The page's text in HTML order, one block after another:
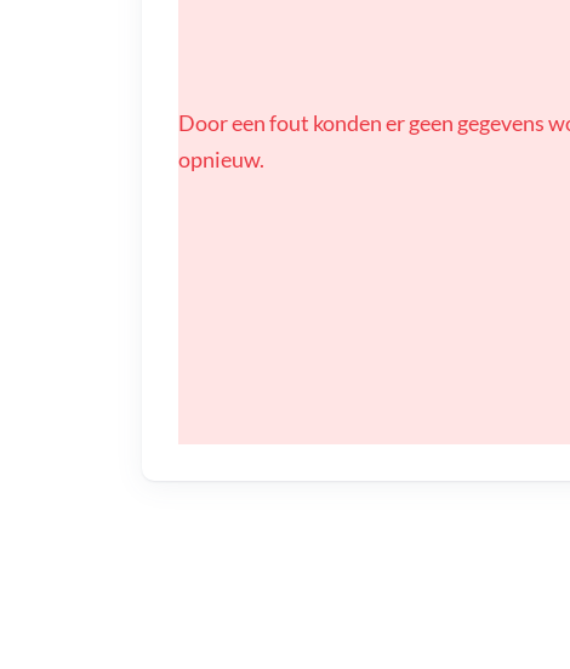
Door een fout konden er geen gegevens
opnieuw.